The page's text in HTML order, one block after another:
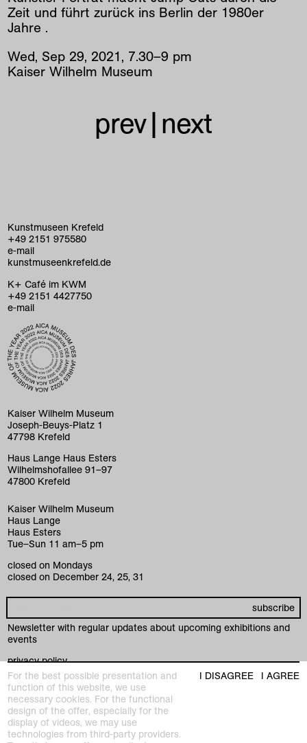
home
exhibitions
program
collection
education
visit
museum
k+ café
foundations
commitment
become a member
press
Zeit und führt zurück ins Berlin der 1980er
Jahre .
Wed,Sep 29, 2021 , 7.30–9 pm
Kaiser Wilhelm Museum
prev|next
Kunstmuseen Krefeld
+49 2151 975580
e-mail
kunstmuseenkrefeld.de
K+ Café im KWM
+49 2151 4427750
e-mail
Kaiser Wilhelm Museum
Joseph-Beuys-Platz 1
47798 Krefeld
Haus Lange Haus Esters
Wilhelmshofallee 91–97
47800 Krefeld
Kaiser Wilhelm Museum
Haus Lange
Haus Esters
Tue–Sun 11 am–5 pm
closed on Mondays
closed on December 24, 25, 31
Newsletter with regular updates about upcoming exhibitions and
events
privacy policy
imprint
facebook
instagram
youtube
Anders Wohnen
For the best possible presentation and
function of this website, we use
necessary cookies. For the functional
design of the offer, especially for the
display of videos, we may use
technologies from third-party providers.
I DISAGREE I AGREE